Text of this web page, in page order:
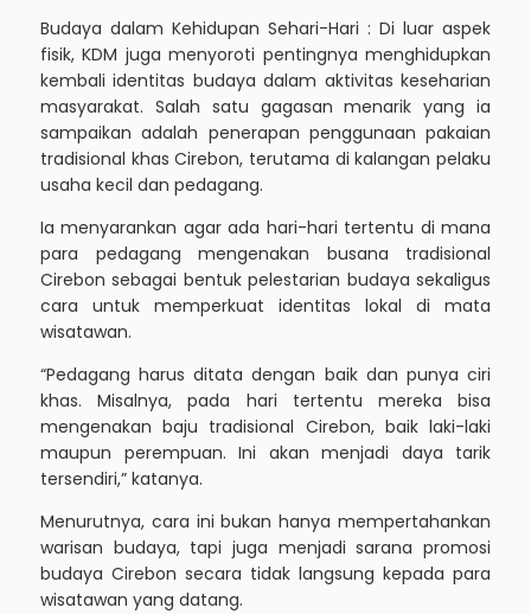
Budaya dalam Kehidupan Sehari-Hari : Di luar aspek
fisik, KDM juga menyoroti pentingnya menghidupkan
kembali identitas budaya dalam aktivitas keseharian
masyarakat. Salah satu gagasan menarik yang ia
sampaikan adalah penerapan penggunaan pakaian
tradisional khas Cirebon, terutama di kalangan pelaku
usaha kecil dan pedagang.
Ia menyarankan agar ada hari-hari tertentu di mana
para pedagang mengenakan busana tradisional
Cirebon sebagai bentuk pelestarian budaya sekaligus
cara untuk memperkuat identitas lokal di mata
wisatawan.
“Pedagang harus ditata dengan baik dan punya ciri
khas. Misalnya, pada hari tertentu mereka bisa
mengenakan baju tradisional Cirebon, baik laki-laki
maupun perempuan. Ini akan menjadi daya tarik
tersendiri,” katanya.
Menurutnya, cara ini bukan hanya mempertahankan
warisan budaya, tapi juga menjadi sarana promosi
budaya Cirebon secara tidak langsung kepada para
wisatawan yang datang.